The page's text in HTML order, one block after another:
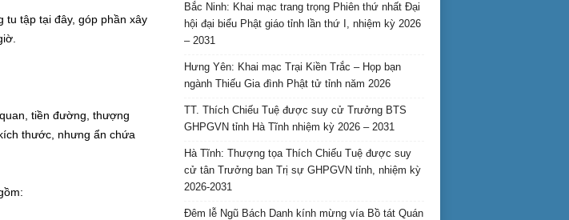
tập tại đây, góp phần xây
tiền đường, thượng
thước, nhưng ẩn chứa
Bắc Ninh: Khai mạc trang trọng Phiên thứ nhất Đại
hội đại biểu Phật giáo tỉnh lần thứ I, nhiệm kỳ 2026
– 2031
Hưng Yên: Khai mạc Trại Kiền Trắc – Họp bạn
ngành Thiếu Gia đình Phật tử tỉnh năm 2026
TT. Thích Chiếu Tuệ được suy cử Trưởng BTS
GHPGVN tỉnh Hà Tĩnh nhiệm kỳ 2026 – 2031
Hà Tĩnh: Thượng tọa Thích Chiếu Tuệ được suy
cử tân Trưởng ban Trị sự GHPGVN tỉnh, nhiệm kỳ
2026-2031
Đêm lễ Ngũ Bách Danh kính mừng vía Bồ tát Quán